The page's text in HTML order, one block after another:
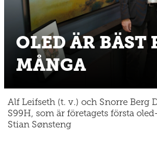
OLED ÄR BÄST
MÅNGA
Alf Leifseth (t. v.) och Snorre Berg
S99H, som är företagets första
Stian Sønsteng